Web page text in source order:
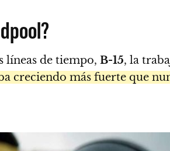
líneas de tiempo, B-15, la
creciendo más fuerte que